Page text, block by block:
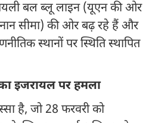
बल ब्लू लाइन (यूएन की ओर
सीमा) की ओर बढ़ रहे हैं और
स्थानों पर स्थिति स्थापित
इजरायल पर हमला
है, जो 28 फरवरी को